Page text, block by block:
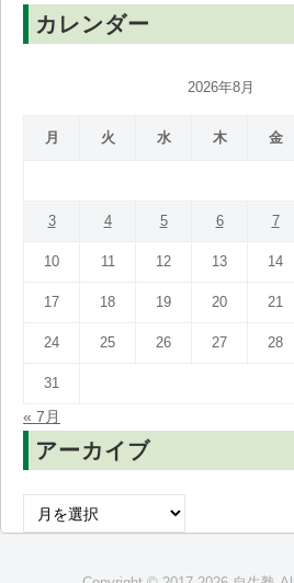
カレンダー
2026年8月
月 火 水 木 金
3 4 5 6 7
10 11 12 13 14
17 18 19 20 21
24 25 26 27 28
31
« 7月
アーカイブ
ー